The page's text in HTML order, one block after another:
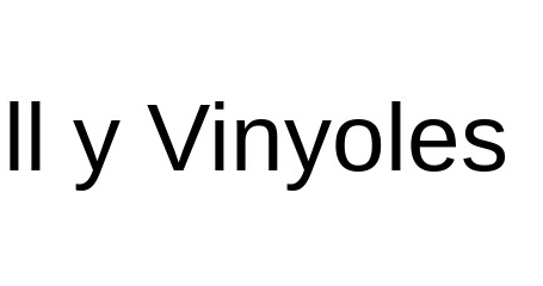
y Vinyoles